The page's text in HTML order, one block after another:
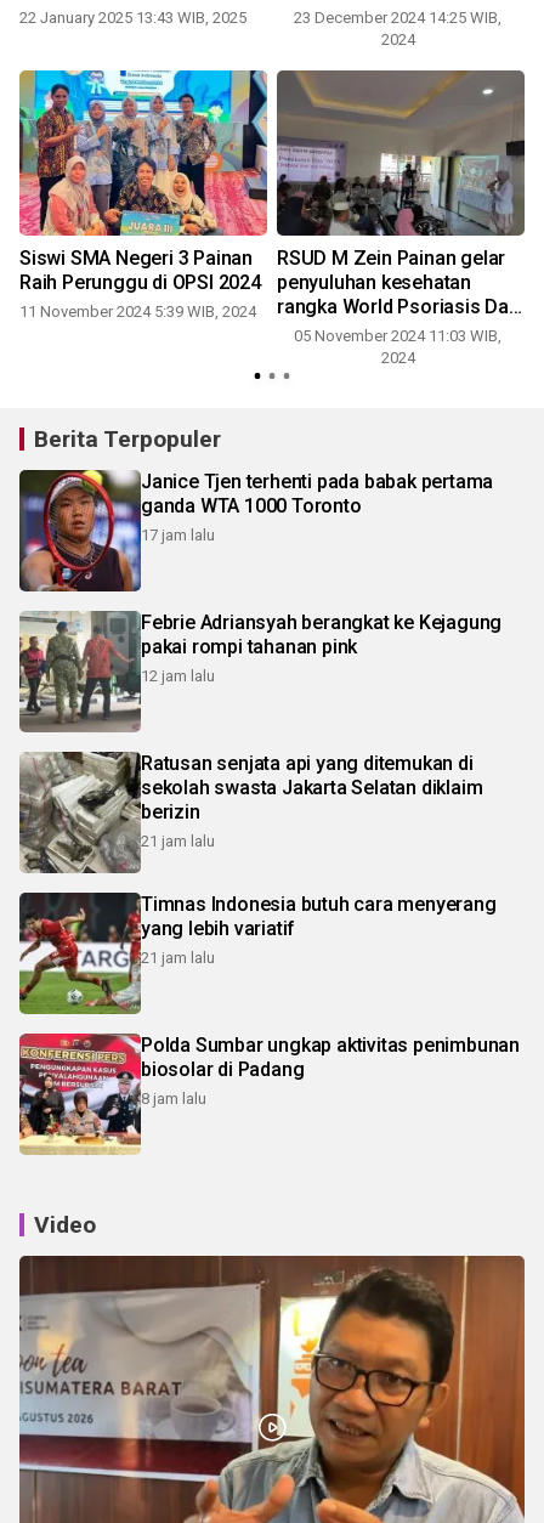
22 January 2025 13:43 WIB, 2025
23 December 2024 14:25 WIB,
2024
Siswi SMA Negeri 3 Painan
Raih Perunggu di OPSI 2024
11 November 2024 5:39 WIB, 2024
RSUD M Zein Painan gelar
penyuluhan kesehatan
rangka World Psoriasis Day
2024
05 November 2024 11:03 WIB,
2024
Berita Terpopuler
Janice Tjen terhenti pada babak pertama
ganda WTA 1000 Toronto
17 jam lalu
Febrie Adriansyah berangkat ke Kejagung
pakai rompi tahanan pink
12 jam lalu
Ratusan senjata api yang ditemukan di
sekolah swasta Jakarta Selatan diklaim
berizin
21 jam lalu
Timnas Indonesia butuh cara menyerang
yang lebih variatif
21 jam lalu
Polda Sumbar ungkap aktivitas penimbunan
biosolar di Padang
8 jam lalu
Video